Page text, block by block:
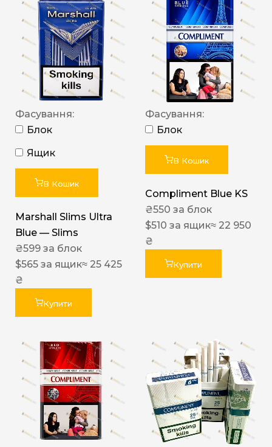
Фасування:
Блок
Ящик
В Кошик
Marshall Slims Ultra
Blue — Slims
₴599 за блок
$565 за ящик≈ 25 425
₴
Купити
Фасування:
Блок
В Кошик
Compliment Blue KS
₴550 за блок
$510 за ящик≈ 22 950
₴
Купити